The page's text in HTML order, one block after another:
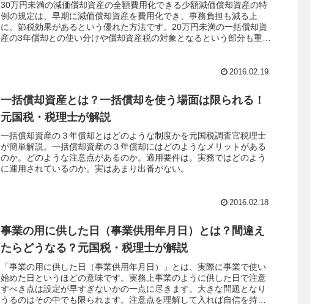
30万円未満の減価償却資産の全額費用化できる少額減価償却資産の特
例の規定は、早期に減価償却資産を費用化でき、事務負担も減る上
に、節税効果があるという優れた方法です。20万円未満の一括償却資
産の3年償却との使い分けや償却資産税の対象となるという部分も重要
2016.02.19
一括償却資産とは？一括償却を使う場面は限られる！
元国税・税理士が解説
一括償却資産の３年償却とはどのような制度かを元国税調査官税理士
が簡単解説。一括償却資産の３年償却にはどのようなメリットがある
のか。どのような注意点があるのか。適用要件は。実務ではどのよう
に運用されているのか。実はあまり出番がない。
2016.02.18
事業の用に供した日（事業供用年月日）とは？間違え
たらどうなる？元国税・税理士が解説
「事業の用に供した日（事業供用年月日）」とは、実際に事業で使い
始めた日というほどの意味です。実務上事業のように供した日で注意
すべき点は設定が早すぎないかの一点に尽きます。大きな問題となり
うるのはその中でも限られます。注意点を理解して入れば自信を持っ